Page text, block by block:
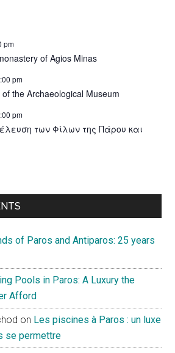
pm
of Agios Minas
pm
the Archaeological Museum
pm
των Φίλων της Πάρου και
of Paros and Antiparos: 25 years
Pools in Paros: A Luxury the
Afford
on Les piscines à Paros : un luxe
se permettre